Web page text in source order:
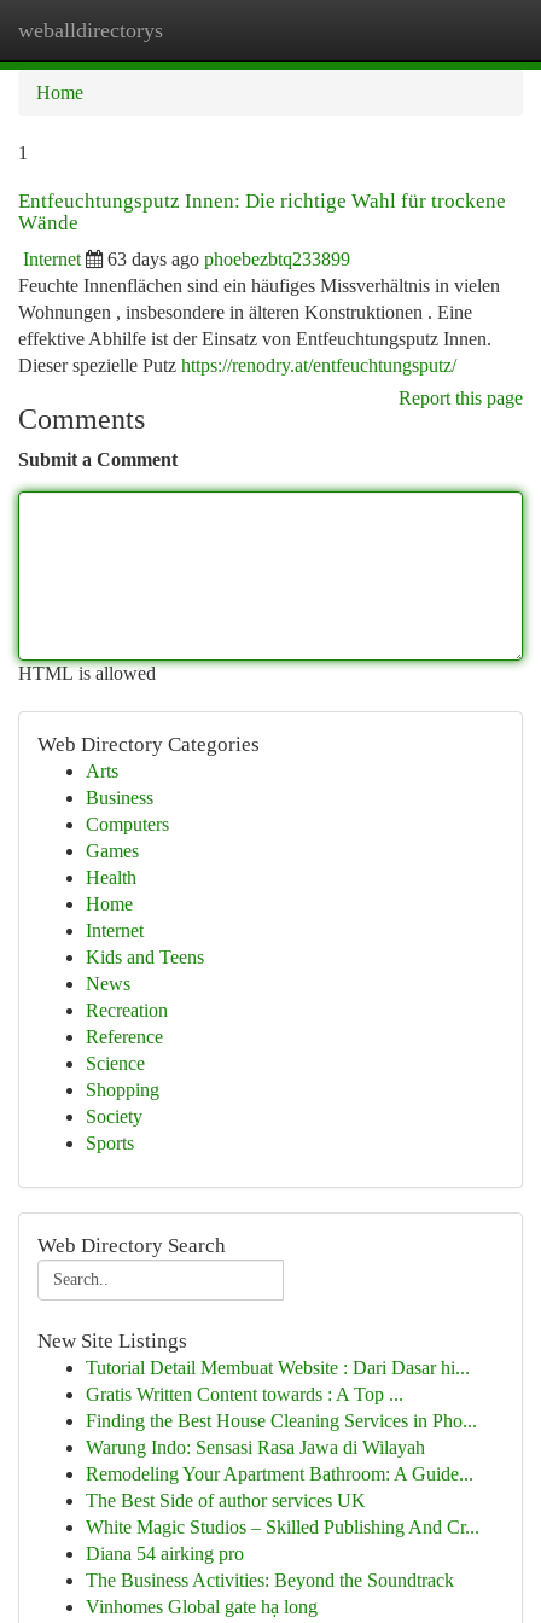
weballdirectorys
Home
1
Entfeuchtungsputz Innen: Die richtige Wahl für trockene
Wände
Internet 63 days ago phoebezbtq233899
Feuchte Innenflächen sind ein häufiges Missverhältnis in vielen
Wohnungen , insbesondere in älteren Konstruktionen . Eine
effektive Abhilfe ist der Einsatz von Entfeuchtungsputz Innen.
Dieser spezielle Putz https://renodry.at/entfeuchtungsputz/
Report this page
Comments
Submit a Comment
HTML is allowed
Web Directory Categories
Arts
Business
Computers
Games
Health
Home
Internet
Kids and Teens
News
Recreation
Reference
Science
Shopping
Society
Sports
Web Directory Search
New Site Listings
Tutorial Detail Membuat Website : Dari Dasar hi...
Gratis Written Content towards : A Top ...
Finding the Best House Cleaning Services in Pho...
Warung Indo: Sensasi Rasa Jawa di Wilayah
Remodeling Your Apartment Bathroom: A Guide...
The Best Side of author services UK
White Magic Studios – Skilled Publishing And Cr...
Diana 54 airking pro
The Business Activities: Beyond the Soundtrack
Vinhomes Global gate hạ long